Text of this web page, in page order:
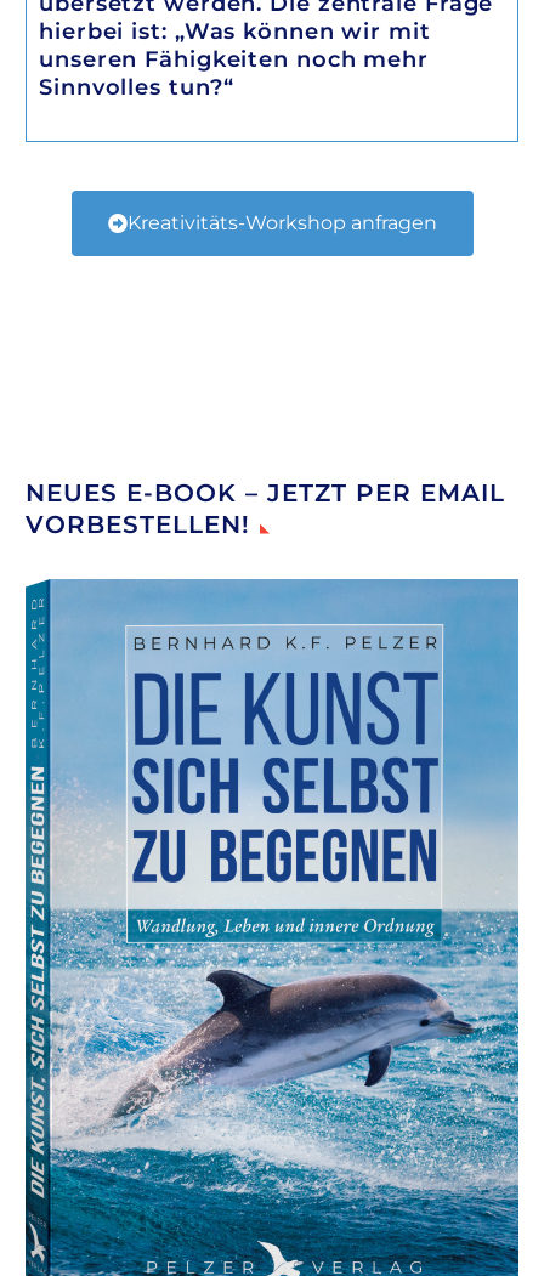
hierbei ist: „Was können wir mit
unseren Fähigkeiten noch mehr
Sinnvolles tun?“
Kreativitäts-Workshop anfragen
NEUES E-BOOK – JETZT PER EMAIL
VORBESTELLEN!